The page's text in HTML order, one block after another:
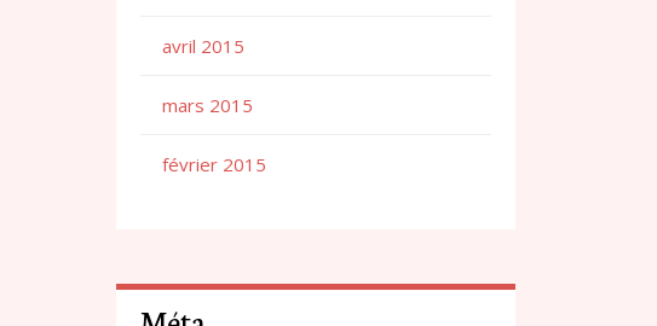
avril 2015
mars 2015
février 2015